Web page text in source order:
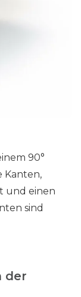
90°
Kanten,
und einen
sind
der